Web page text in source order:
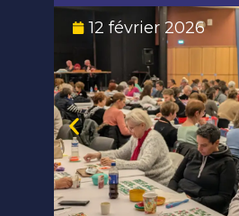
12 février 2026